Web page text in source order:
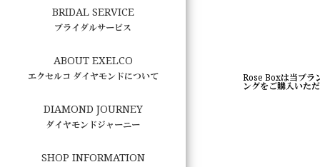
Rose Boxは当ブラ
ングをご購入いた
BRIDAL SERVICE
ブライダルサービス
ABOUT EXELCO
エクセルコ ダイヤモンドについて
DIAMOND JOURNEY
ダイヤモンドジャーニー
SHOP INFORMATION